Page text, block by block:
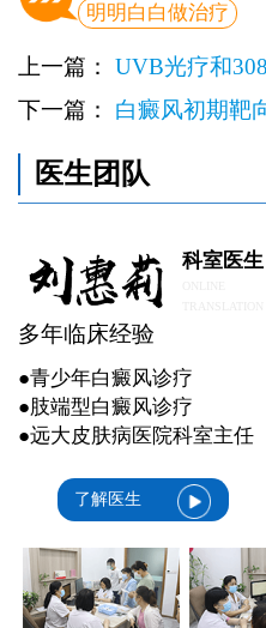
明明白白做治疗
上一篇： UVB光疗和
下一篇： 白癜风初期靶
医生团队
科室医生
多年临床经验
●青少年白癜风诊疗
●肢端型白癜风诊疗
●远大皮肤病医院科室主任
了解医生